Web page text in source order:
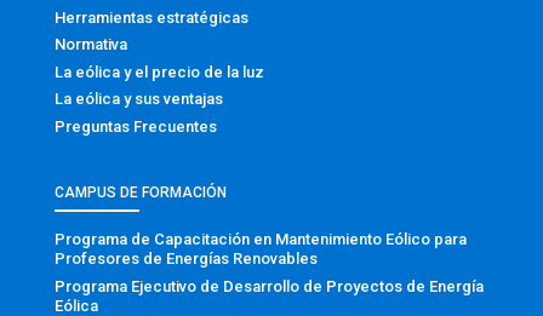
Herramientas estratégicas
Normativa
La eólica y el precio de la luz
La eólica y sus ventajas
Preguntas Frecuentes
CAMPUS DE FORMACIÓN
Programa de Capacitación en Mantenimiento Eólico para
Profesores de Energías Renovables
Programa Ejecutivo de Desarrollo de Proyectos de Energía
Eólica